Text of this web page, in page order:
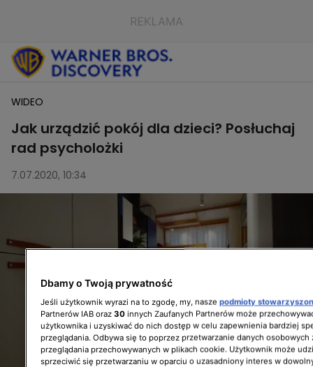
WIDEO
Jak urządzić pokój dla dzieci? Posłuchaj
rad psycholożki
7.07.2020, 10:34
Dbamy o Twoją prywatność
Jeśli użytkownik wyrazi na to zgodę, my, nasze podmioty
Partnerów IAB oraz 30 innych Zaufanych Partnerów może
użytkownika i uzyskiwać do nich dostęp w celu zapewnienia bardziej
przeglądania. Odbywa się to poprzez przetwarzanie danych osobowych
przeglądania przechowywanych w plikach cookie. Użytkownik może
sprzeciwić się przetwarzaniu w oparciu o uzasadniony interes w